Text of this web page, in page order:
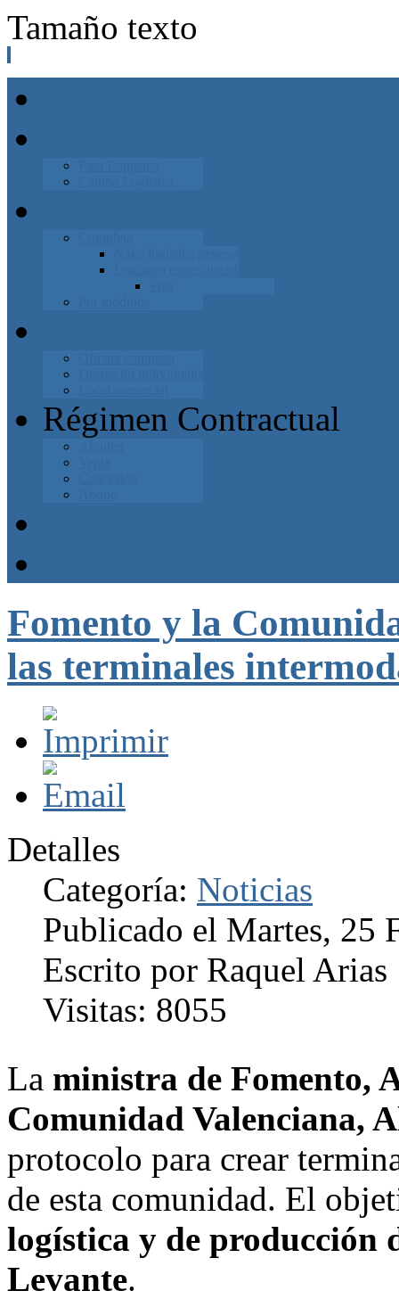
Tamaño texto
Régimen Contractual
Fomento y la
las terminales
Detalles
Categoría: Noticias
Publicado el Martes, 25
Escrito por Raquel Arias
Visitas: 8055
La ministra de Fomento,
Comunidad Valenciana,
protocolo para crear
de esta comunidad. El
logística y de producción
Levante.